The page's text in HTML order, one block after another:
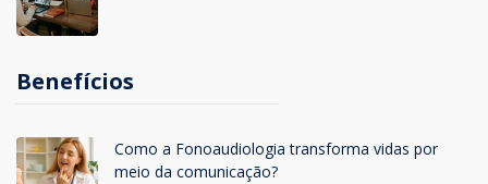
Benefícios
Como a Fonoaudiologia transforma vidas por
meio da comunicação?